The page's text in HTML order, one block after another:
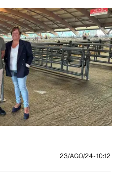
23/AGO/24- 10:12